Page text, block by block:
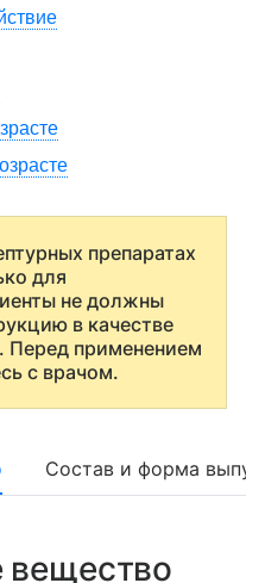
препаратах
для
не должны
в качестве
Перед применением
с врачом.
Состав и форма